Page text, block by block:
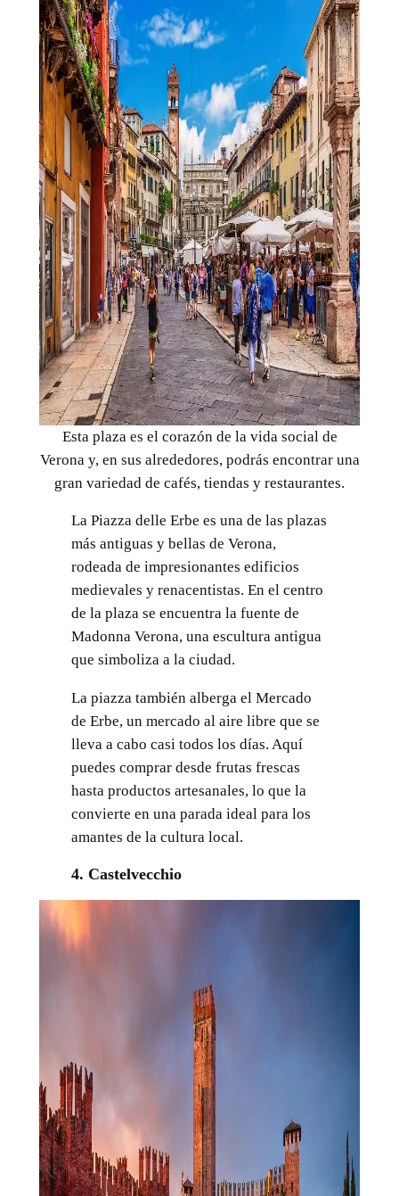
Esta plaza es el corazón de la vida social de
Verona y, en sus alrededores, podrás encontrar una
gran variedad de cafés, tiendas y restaurantes.
La Piazza delle Erbe es una de las plazas
más antiguas y bellas de Verona,
rodeada de impresionantes edificios
medievales y renacentistas. En el centro
de la plaza se encuentra la fuente de
Madonna Verona, una escultura antigua
que simboliza a la ciudad.
La piazza también alberga el Mercado
de Erbe, un mercado al aire libre que se
lleva a cabo casi todos los días. Aquí
puedes comprar desde frutas frescas
hasta productos artesanales, lo que la
convierte en una parada ideal para los
amantes de la cultura local.
4. Castelvecchio